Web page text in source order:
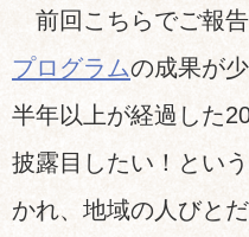
前回こちらでご報
プログラムの成果が
半年以上が経過した
披露目したい！とい
かれ、地域の人びと